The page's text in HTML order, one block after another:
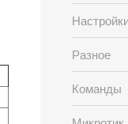
Разное
Команды